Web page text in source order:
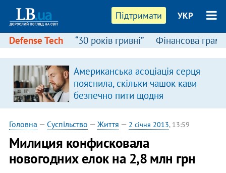
Підтримати УКР
Defense Tech “30 років гривні” Фінансова
Американська асоціація серця
пояснила, скільки чашок кави
безпечно пити щодня
Головна — Суспільство — Життя — 2 січня 2013, 13:59
Милиция конфисковала
новогодних елок на 2,8 млн грн